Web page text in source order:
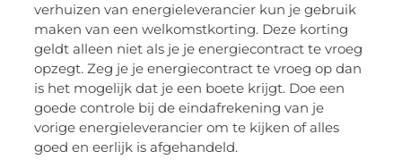
verhuizen van energieleverancier kun je gebruik
maken van een welkomstkorting. Deze korting
geldt alleen niet als je je energiecontract te vroeg
opzegt. Zeg je je energiecontract te vroeg op dan
is het mogelijk dat je een boete krijgt. Doe een
goede controle bij de eindafrekening van je
vorige energieleverancier om te kijken of alles
goed en eerlijk is afgehandeld.